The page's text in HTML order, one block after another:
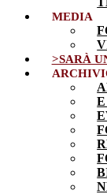
MEDIA
>SARÀ